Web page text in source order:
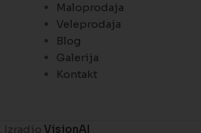
Maloprodaja
Veleprodaja
Blog
Galerija
Kontakt
. Izradio VisionAI